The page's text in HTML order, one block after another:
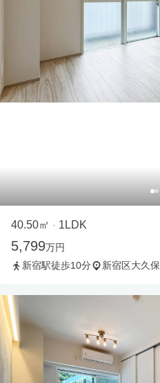
40.50㎡ ・ 1LDK
5,799万円
新宿駅徒歩10分
新宿区大久保